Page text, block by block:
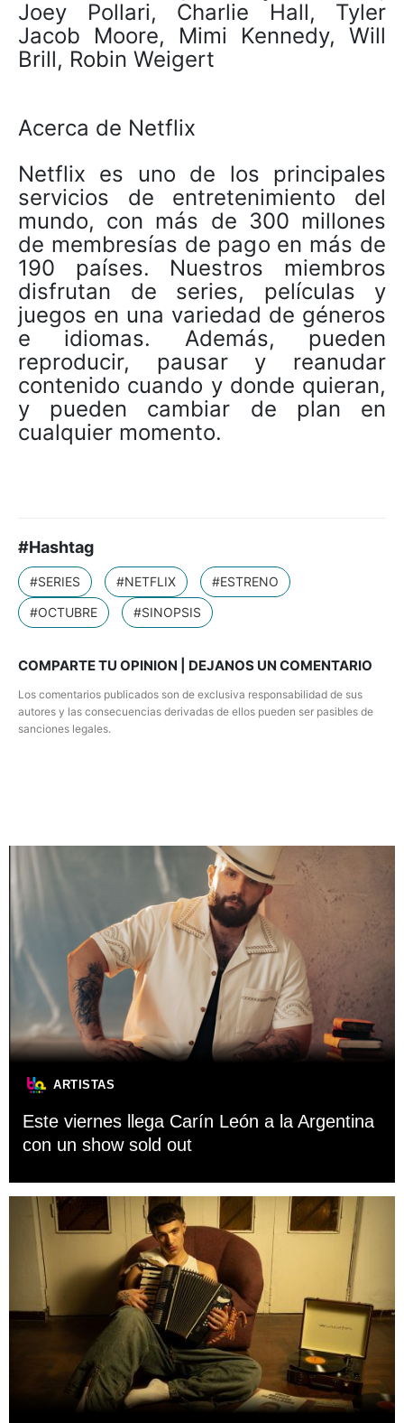
Joey Pollari, Charlie Hall, Tyler
Jacob Moore, Mimi Kennedy, Will
Brill, Robin Weigert
Acerca de Netflix
Netflix es uno de los principales
servicios de entretenimiento del
mundo, con más de 300 millones
de membresías de pago en más de
190 países. Nuestros miembros
disfrutan de series, películas y
juegos en una variedad de géneros
e idiomas. Además, pueden
reproducir, pausar y reanudar
contenido cuando y donde quieran,
y pueden cambiar de plan en
cualquier momento.
#Hashtag
#SERIES #NETFLIX
#ESTRENO
#OCTUBRE
#SINOPSIS
COMPARTE TU OPINION | DEJANOS UN COMENTARIO
Los comentarios publicados son de exclusiva responsabilidad de sus
autores y las consecuencias derivadas de ellos pueden ser pasibles de
sanciones legales.
ARTISTAS
Este viernes llega Carín León a la Argentina
con un show sold out